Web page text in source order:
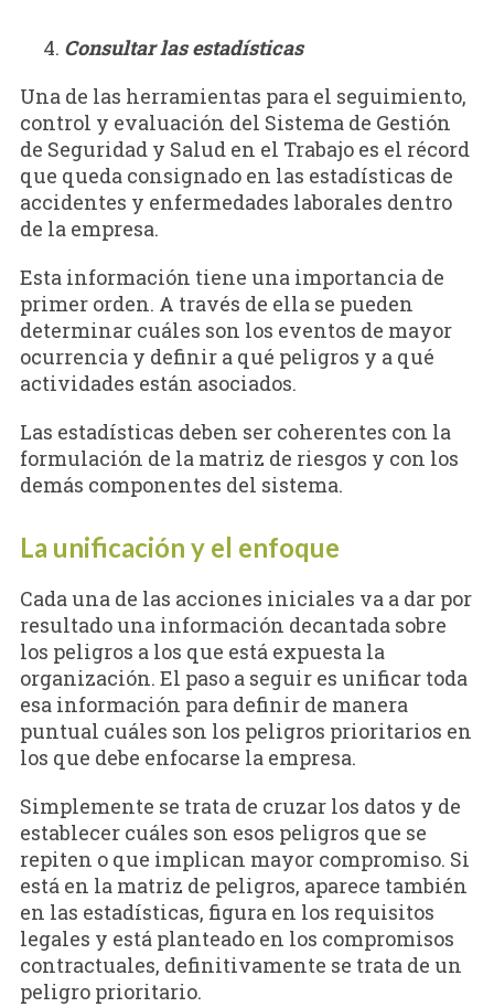
Consultar las estadísticas
Una de las herramientas para el seguimiento,
control y evaluación del Sistema de Gestión
de Seguridad y Salud en el Trabajo es el récord
que queda consignado en las estadísticas de
accidentes y enfermedades laborales dentro
de la empresa.
Esta información tiene una importancia de
primer orden. A través de ella se pueden
determinar cuáles son los eventos de mayor
ocurrencia y definir a qué peligros y a qué
actividades están asociados.
Las estadísticas deben ser coherentes con la
formulación de la matriz de riesgos y con los
demás componentes del sistema.
La unificación y el enfoque
Cada una de las acciones iniciales va a dar por
resultado una información decantada sobre
los peligros a los que está expuesta la
organización. El paso a seguir es unificar toda
esa información para definir de manera
puntual cuáles son los peligros prioritarios en
los que debe enfocarse la empresa.
Simplemente se trata de cruzar los datos y de
establecer cuáles son esos peligros que se
repiten o que implican mayor compromiso. Si
está en la matriz de peligros, aparece también
en las estadísticas, figura en los requisitos
legales y está planteado en los compromisos
contractuales, definitivamente se trata de un
peligro prioritario.